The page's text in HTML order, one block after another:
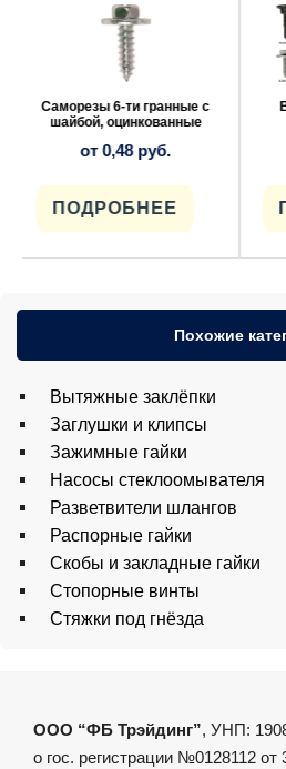
Винты с метрической
резьбой
от4,67руб.
ПОДРОБНЕЕ
выбрать
на
странице
товара.
Похожие
Вытяжные заклёпки
Заглушки и клипсы
Зажимные гайки
Насосы стеклоомывателя
Разветвители шлангов
Распорные гайки
Скобы и закладные гайки
Стопорные винты
Стяжки под гнёзда
ООО “ФБ Трэйдинг”, УНП:
о гос. регистрации №0128112 от